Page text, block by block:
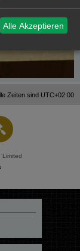
Zeiten sind UTC+02:00
Limited
Alle Akzeptieren